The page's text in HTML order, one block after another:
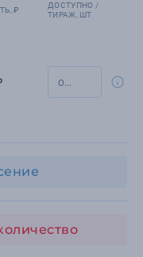
₽
ДОСТУПНО /
ТИРАЖ, ШТ